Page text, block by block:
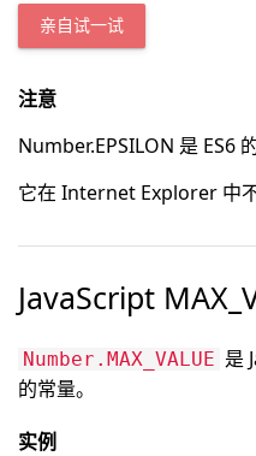
亲自试一试
注意
Number.EPSILON 是 ES6
它在 Internet Explorer 中不
JavaScript
Number.MAX_VALUE 是
的常量。
实例